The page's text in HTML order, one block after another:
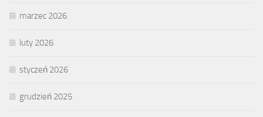
marzec 2026
luty 2026
styczeń 2026
grudzień 2025